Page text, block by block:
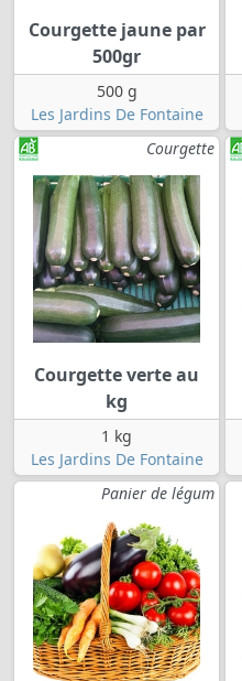
Courgette jaune par
500gr
500 g
Les Jardins De Fontaine
Courgette
Courgette verte au
kg
1 kg
Les Jardins De Fontaine
Panier de légum